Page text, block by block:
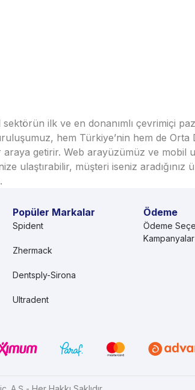
ilk ve en donanımlı çevrimiçi
hem Türkiye’nin hem de Orta
getirir. Web arayüzümüz ve mobil
ulaştırabilir, müşteri iseniz
Ödeme
Ödeme
Kampanyalar
Popüler Markalar
Spident
Zhermack
Dentsply-Sirona
Ultradent